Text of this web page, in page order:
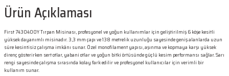
Ürün Açıklaması
First 7430400Y Tırpan Misinası, profesyonel ve yoğun kullanımlar için geliştirilmiş 6 köşe kesitli
yüksek dayanımlı misinadır. 3,3 mm çapı ve 138 metrelik uzunluğu sayesinde geniş alanlarda uzun
süre kesintisiz çalışma imkânı sunar. Özel monofilament yapısı, aşınma ve kopmaya karşı yüksek
direnç gösterirken sert otlar, yabani otlar ve yoğun bitki örtüsünde güçlü kesim performansı sağlar. Sarı
rengi sayesinde çalışma sırasında kolay fark edilir ve profesyonel kullanıcılar için verimli bir
kullanım sunar.